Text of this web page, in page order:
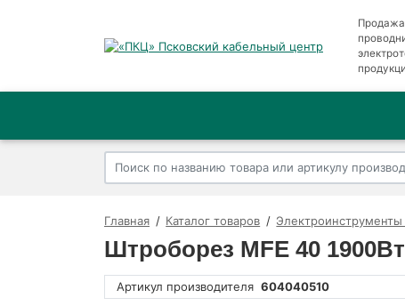
Главная Каталог товаров
Штроборез MFE 40
Артикул производителя 604040510